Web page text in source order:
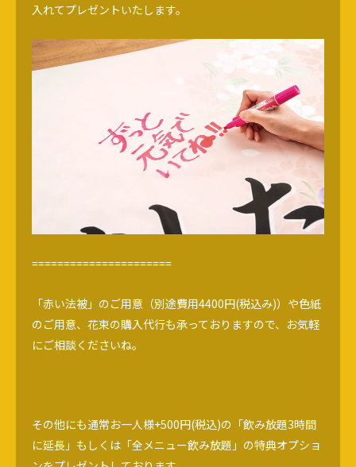
入れてプレゼントいたします。
======================
「赤い法被」のご用意（別途費用4400円(税込み)）や色紙
のご用意、花束の購入代行も承っておりますので、お気軽
にご相談くださいね。
その他にも通常お一人様+500円(税込)の「飲み放題3時間
に延長」もしくは「全メニュー飲み放題」の特典オプショ